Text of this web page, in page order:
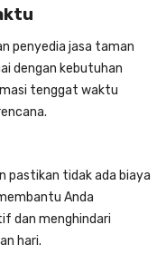
penyedia jasa taman
dengan kebutuhan
tenggat waktu
pastikan tidak ada biaya
Anda
dan menghindari
hari.